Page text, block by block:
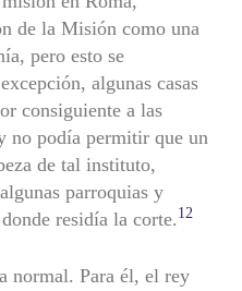
de la Misión como una
pero esto se
algunas casas
consiguiente a las
no podía permitir que un
de tal instituto,
parro­quias y
residía la corte. 12
normal. Para él, el rey